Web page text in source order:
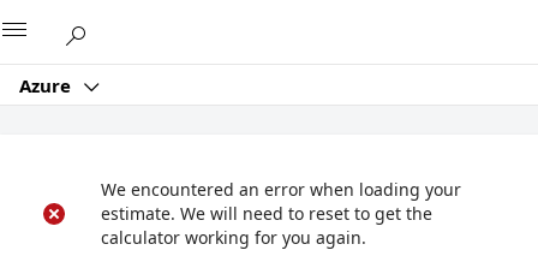
Azure
We encountered an error when loading your
estimate. We will need to reset to get the
calculator working for you again.